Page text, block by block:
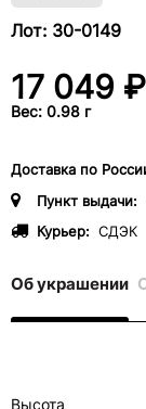
Лот: 30-0149
17 049 ₽
Вес: 0.98 г
Доставка по
Пункт выдачи:
Курьер: СДЭК
Об украшении
Высота